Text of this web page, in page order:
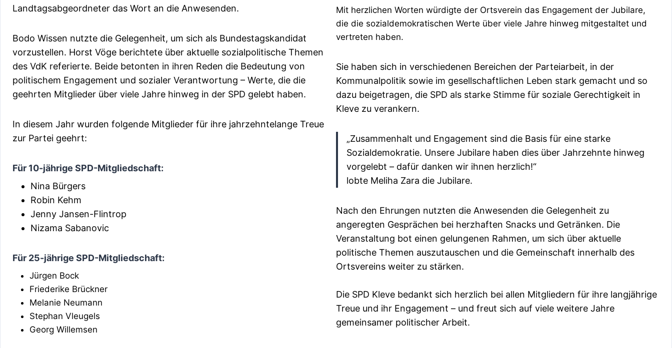
Landtagsabgeordneter das Wort an die Anwesenden.
Bodo Wissen nutzte die Gelegenheit, um sich als Bundestagskandidat
vorzustellen. Horst Vöge berichtete über aktuelle sozialpolitische Themen
des VdK referierte. Beide betonten in ihren Reden die Bedeutung von
politischem Engagement und sozialer Verantwortung – Werte, die die
geehrten Mitglieder über viele Jahre hinweg in der SPD gelebt haben.
In diesem Jahr wurden folgende Mitglieder für ihre jahrzehntelange Treue
zur Partei geehrt:
Für 10-jährige SPD-Mitgliedschaft:
Nina Bürgers
Robin Kehm
Jenny Jansen-Flintrop
Nizama Sabanovic
Für 25-jährige SPD-Mitgliedschaft:
Jürgen Bock
Friederike Brückner
Melanie Neumann
Stephan Vleugels
Georg Willemsen
Mit herzlichen Worten würdigte der Ortsverein das Engagement der Jubilare,
die die sozialdemokratischen Werte über viele Jahre hinweg mitgestaltet und
vertreten haben.
Sie haben sich in verschiedenen Bereichen der Parteiarbeit, in der
Kommunalpolitik sowie im gesellschaftlichen Leben stark gemacht und so
dazu beigetragen, die SPD als starke Stimme für soziale Gerechtigkeit in
Kleve zu verankern.
„Zusammenhalt und Engagement sind die Basis für eine starke
Sozialdemokratie. Unsere Jubilare haben dies über Jahrzehnte hinweg
vorgelebt – dafür danken wir ihnen herzlich!“
lobte Meliha Zara die Jubilare.
Nach den Ehrungen nutzten die Anwesenden die Gelegenheit zu
angeregten Gesprächen bei herzhaften Snacks und Getränken. Die
Veranstaltung bot einen gelungenen Rahmen, um sich über aktuelle
politische Themen auszutauschen und die Gemeinschaft innerhalb des
Ortsvereins weiter zu stärken.
Die SPD Kleve bedankt sich herzlich bei allen Mitgliedern für ihre langjährige
Treue und ihr Engagement – und freut sich auf viele weitere Jahre
gemeinsamer politischer Arbeit.